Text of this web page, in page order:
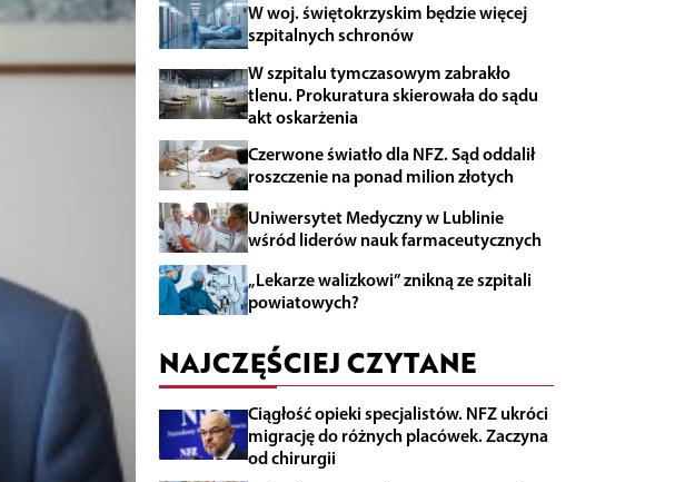
W woj. świętokrzyskim będzie więcej
szpitalnych schronów
W szpitalu tymczasowym zabrakło
tlenu. Prokuratura skierowała do sądu
akt oskarżenia
Czerwone światło dla NFZ. Sąd oddalił
roszczenie na ponad milion złotych
Uniwersytet Medyczny w Lublinie
wśród liderów nauk farmaceutycznych
„Lekarze walizkowi” znikną ze szpitali
powiatowych?
NAJCZĘŚCIEJ CZYTANE
Ciągłość opieki specjalistów. NFZ ukróci
migrację do różnych placówek. Zaczyna
od chirurgii